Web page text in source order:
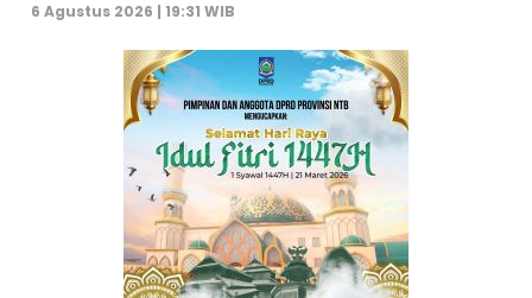
6 Agustus 2026 | 19:31 WIB